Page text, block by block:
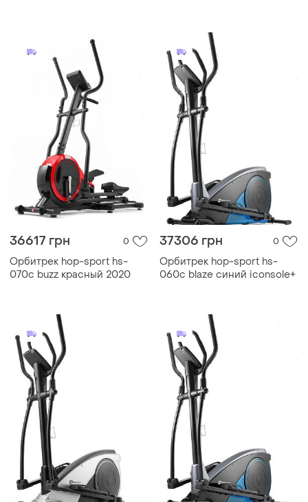
36617 грн 0
Орбитрек hop-sport hs-
070c buzz красный 2020
37306 грн 0
Орбитрек hop-sport hs-
060c blaze синий iconsole+